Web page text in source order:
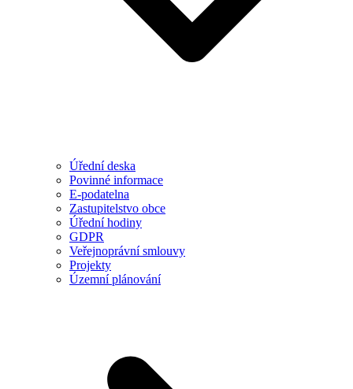
Úřední deska
Povinné informace
E-podatelna
Zastupitelstvo obce
Úřední hodiny
GDPR
Veřejnoprávní smlouvy
Projekty
Územní plánování